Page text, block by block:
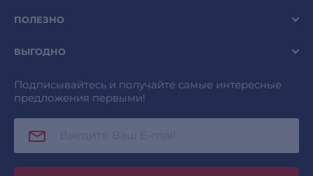
ПОЛЕЗНО
ВЫГОДНО
Подписывайтесь и получайте самые интересные
предложения первыми!